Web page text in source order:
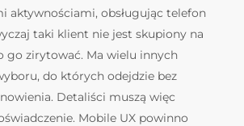
aktywnościami, obsługując telefon
taki klient nie jest skupiony na
go zirytować. Ma wielu innych
do których odejdzie bez
Detaliści muszą więc
Mobile UX powinno